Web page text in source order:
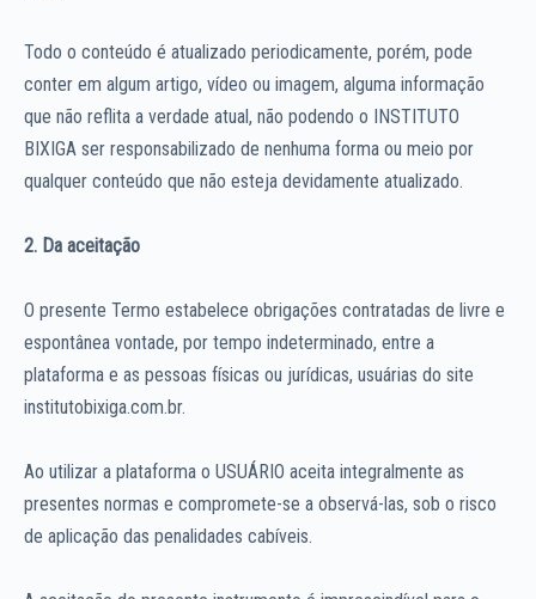
Todo o conteúdo é atualizado periodicamente, porém, pode
conter em algum artigo, vídeo ou imagem, alguma informação
que não reflita a verdade atual, não podendo o INSTITUTO
BIXIGA ser responsabilizado de nenhuma forma ou meio por
qualquer conteúdo que não esteja devidamente atualizado.
2. Da aceitação
O presente Termo estabelece obrigações contratadas de livre e
espontânea vontade, por tempo indeterminado, entre a
plataforma e as pessoas físicas ou jurídicas, usuárias do site
institutobixiga.com.br.
Ao utilizar a plataforma o USUÁRIO aceita integralmente as
presentes normas e compromete-se a observá-las, sob o risco
de aplicação das penalidades cabíveis.